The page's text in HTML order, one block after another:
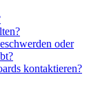
oder
kontaktieren?